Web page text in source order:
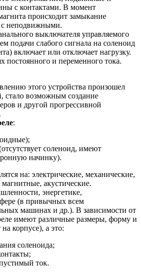
с контактами. В момент
происходит замыкание
неподвижными.
выключателя управляемого
подачи слабого сигнала на соленоид
включает или отключает нагрузку.
постоянного и переменного тока.
этого устройства произошел
стало возможным создание
и другой прогрессивной
:
соленоид, имеют
начинку).
на: электрические, механические,
акустические.
энергетике,
(в привычных всем
машинах и др.). В зависимости от
имеют различные размеры, форму и
корпусе), а это:
соленоида;
ток.